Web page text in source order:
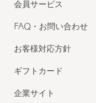
会員サービス
FAQ・お問い合わせ
お客様対応方針
ギフトカード
企業サイト